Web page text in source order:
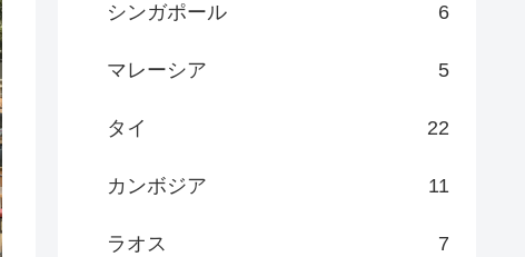
シンガポール 6
マレーシア 5
タイ 22
カンボジア 11
ラオス 7